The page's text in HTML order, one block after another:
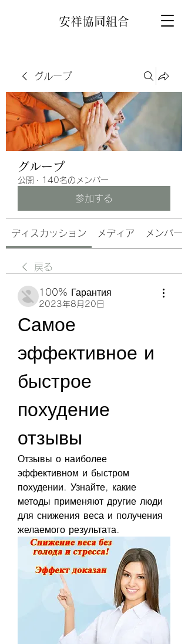
安祥協同組合
グループ
グループ
公開 · 140名のメンバー
参加する
ディスカッション メディア メンバー
戻る
100% Гарантия
2023年8月20日
Самое
эффективное и
быстрое
похудение
отзывы
Отзывы о наиболее
эффективном и быстром
похудении. Узнайте, какие
методы применяют другие люди
для снижения веса и получения
желаемого результата.